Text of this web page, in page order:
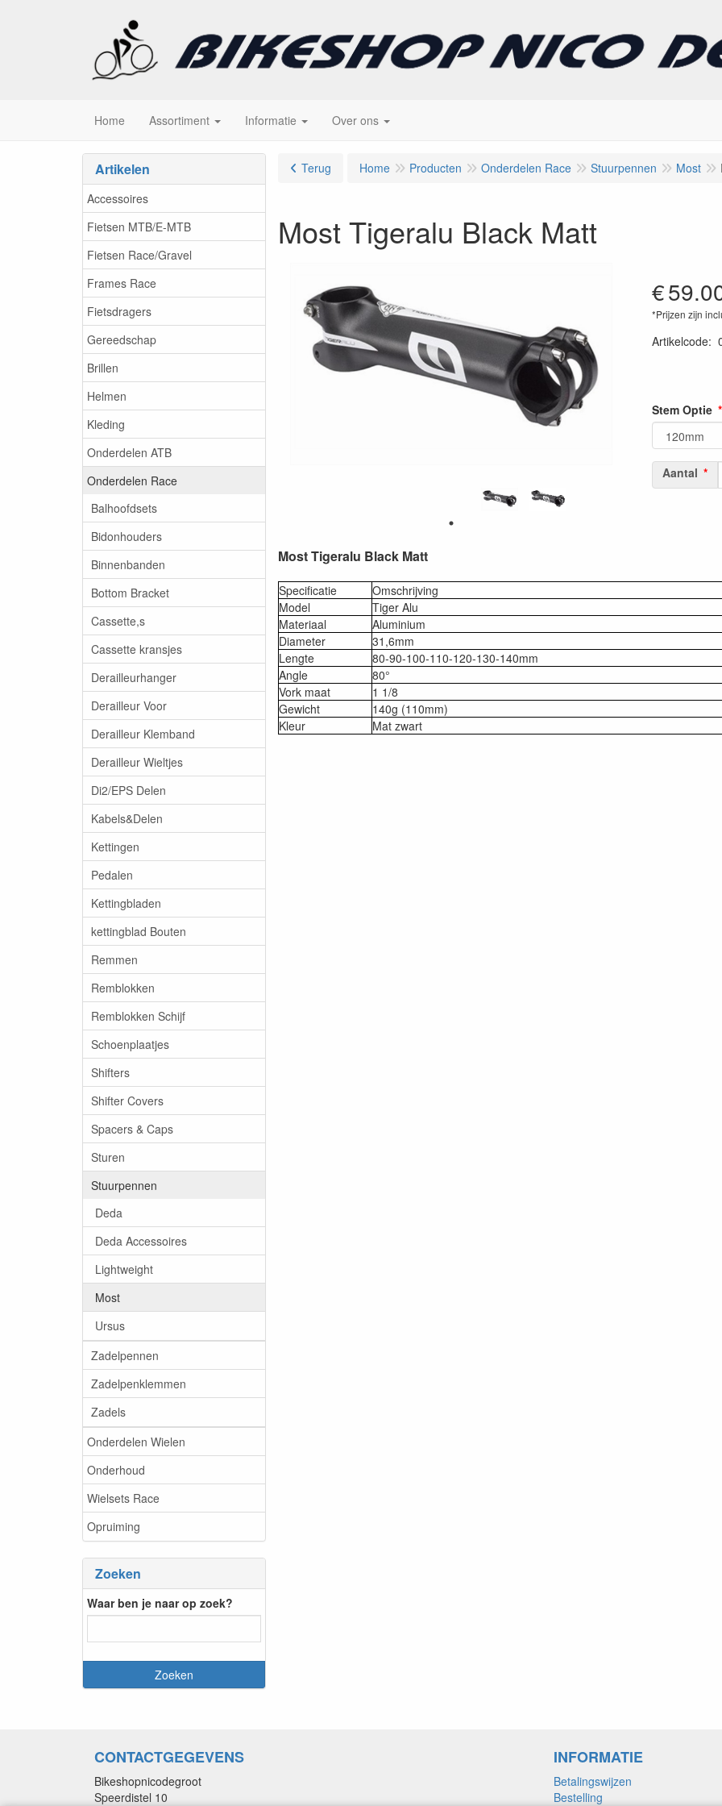
Home Assortiment Informatie Over ons
Artikelen
Accessoires
Fietsen MTB/E-MTB
Fietsen Race/Gravel
Frames Race
Fietsdragers
Gereedschap
Brillen
Helmen
Kleding
Onderdelen ATB
Onderdelen Race
Balhoofdsets
Bidonhouders
Binnenbanden
Bottom Bracket
Cassette,s
Cassette kransjes
Derailleurhanger
Derailleur Voor
Derailleur Klemband
Derailleur Wieltjes
Di2/EPS Delen
Kabels&Delen
Kettingen
Pedalen
Kettingbladen
kettingblad Bouten
Remmen
Remblokken
Remblokken Schijf
Schoenplaatjes
Shifters
Shifter Covers
Spacers & Caps
Sturen
Stuurpennen
Deda
Deda Accessoires
Lightweight
Most
Ursus
Zadelpennen
Zadelpenklemmen
Zadels
Onderdelen Wielen
Onderhoud
Wielsets Race
Opruiming
Zoeken
Waar ben je naar op zoek?
Terug Home Producten Onderdelen Race Stuurpennen Most
Most Tigeralu Black Matt
€
*Prijzen zijn
Artikelcode:
Stem Optie
Aantal
Most Tigeralu Black Matt
Specificatie
Omschrijving
Model
Tiger Alu
Materiaal
Aluminium
Diameter
31,6mm
Lengte
80-90-100-110-120-130-140mm
Angle
80°
Vork maat
1 1/8
Gewicht
140g (110mm)
Kleur
Mat zwart
CONTACTGEGEVENS
Bikeshopnicodegroot
Speerdistel 10
INFORMATIE
Betalingswijzen
Bestelling